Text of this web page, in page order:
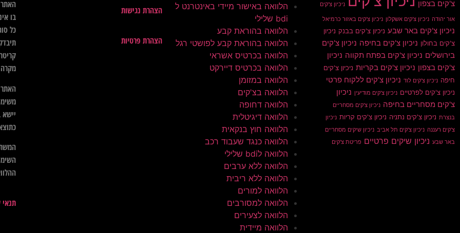
צ'קים בצפון ניכיון צ'קים
אור יהודה ניכיון צ'קים אשקלון ניכיון צ'קים באזור כרמיאל
ניכיון צ'קים באר שבע ניכיון צ'קים בבנק ניכיון
צ'קים בחולון ניכיון צ'קים בחיפה ניכיון צ'קים
בירושלים ניכיון צ'קים בפתח תקווה ניכיון
צ'קים בצפון ניכיון צ'קים בקריות ניכיון צ'קים
חיפה ניכיון צ'קים לוד ניכיון צ'קים ללקוח פרטי
ניכיון צ'קים לפרטיים ניכיון צ'קים מודיעין ניכיון
צ'קים מסחריים בחיפה ניכיון צ'קים מסחריים
בנצרת ניכיון צ'קים נתניה ניכיון צ'קים קריות ניכיון
צ'קים רעננה ניכיון צ'קים תל אביב ניכיון שיקים מסחריים
באר שבע ניכיון שיקים פרטיים פריטת צ'קים
הלוואה באישור מיידי באינטרנט ל
bdi שלילי
הלוואה בהוראת קבע
הלוואה בהוראת קבע לפושטי רגל
הלוואה בכרטיס אשראי
הלוואה בכרטיס דיירקט
הלוואה במזומן
הלוואה בצ'קים
הלוואה דחופה
הלוואה דיגיטלית
הלוואה חוץ בנקאית
הלוואה כנגד שעבוד רכב
הלוואה לbdi שלילי
הלוואה ללא ערבים
הלוואה ללא ריבית
הלוואה למורים
הלוואה למסורבים
הלוואה לצעירים
הלוואה מיידית
הצהרת נגישות
הצהרת פרטיות
האתר
בו
כל
מקרה
האתר